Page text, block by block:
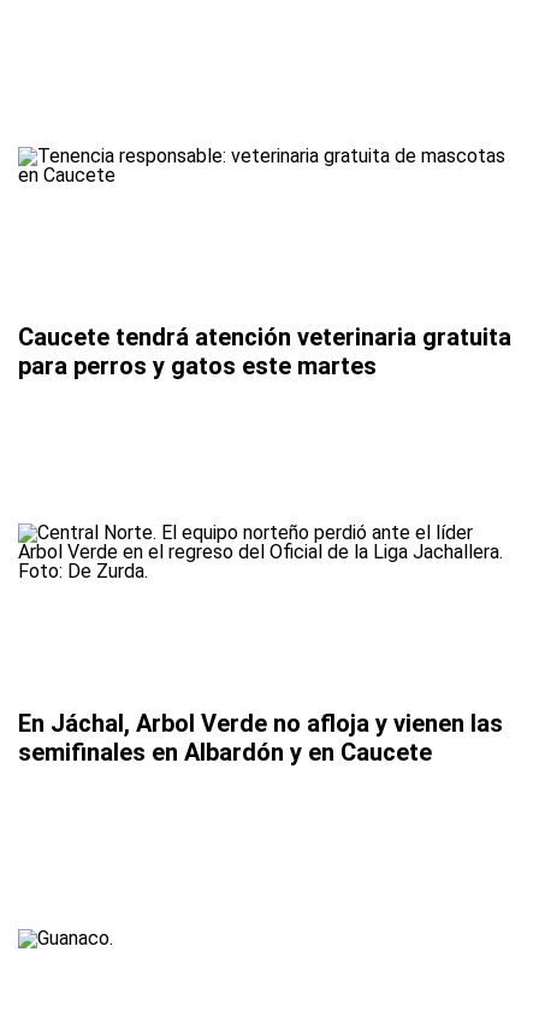
Caucete tendrá atención veterinaria gratuita
para perros y gatos este martes
En Jáchal, Arbol Verde no afloja y vienen las
semifinales en Albardón y en Caucete